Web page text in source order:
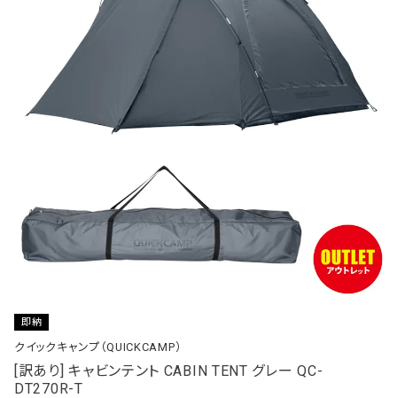
即納
クイックキャンプ（QUICKCAMP）
[訳あり] キャビンテント CABIN TENT グレー QC-
DT270R-T